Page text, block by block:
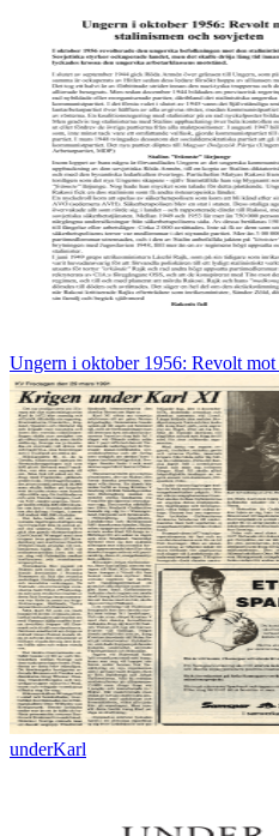
Ungern i oktober 1956: Revolt mot
underKarl